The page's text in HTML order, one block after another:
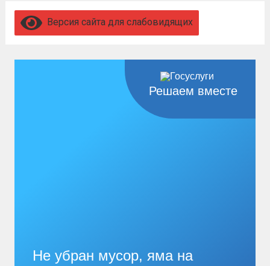
увольнение по окончании срока
гарантировано. Регион предоставляет
3,4 млн рублей единовременно;...
Версия сайта для слабовидящих
Решаем вместе
Не убран мусор, яма на